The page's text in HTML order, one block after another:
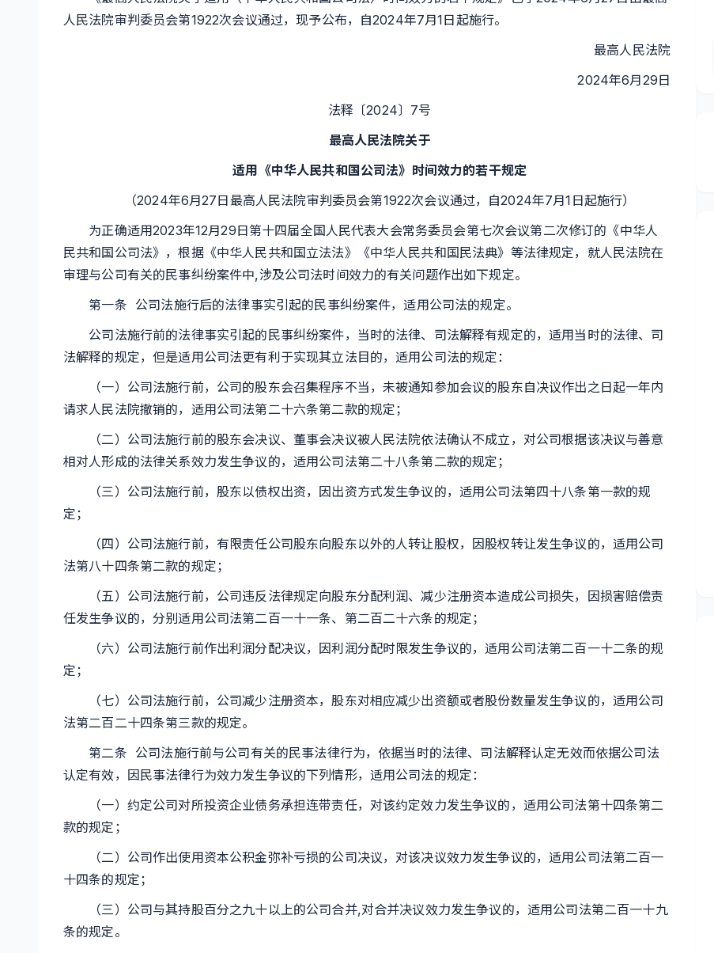
人民法院审判委员会第1922次会议通过，现予公布，自2024年7月1日起施行。
最高人民法院
2024年6月29日
法释〔2024〕7号
最高人民法院关于
适用《中华人民共和国公司法》时间效力的若干规定
（2024年6月27日最高人民法院审判委员会第1922次会议通过，自2024年7月1日起施行）
为正确适用2023年12月29日第十四届全国人民代表大会常务委员会第七次会议第二次修订的《中华人
民共和国公司法》，根据《中华人民共和国立法法》《中华人民共和国民法典》等法律规定，就人民法院在
审理与公司有关的民事纠纷案件中,涉及公司法时间效力的有关问题作出如下规定。
第一条 公司法施行后的法律事实引起的民事纠纷案件，适用公司法的规定。
公司法施行前的法律事实引起的民事纠纷案件，当时的法律、司法解释有规定的，适用当时的法律、司
法解释的规定，但是适用公司法更有利于实现其立法目的，适用公司法的规定：
（一）公司法施行前，公司的股东会召集程序不当，未被通知参加会议的股东自决议作出之日起一年内
请求人民法院撤销的，适用公司法第二十六条第二款的规定；
（二）公司法施行前的股东会决议、董事会决议被人民法院依法确认不成立，对公司根据该决议与善意
相对人形成的法律关系效力发生争议的，适用公司法第二十八条第二款的规定；
（三）公司法施行前，股东以债权出资，因出资方式发生争议的，适用公司法第四十八条第一款的规
定；
（四）公司法施行前，有限责任公司股东向股东以外的人转让股权，因股权转让发生争议的，适用公司
法第八十四条第二款的规定；
（五）公司法施行前，公司违反法律规定向股东分配利润、减少注册资本造成公司损失，因损害赔偿责
任发生争议的，分别适用公司法第二百一十一条、第二百二十六条的规定；
（六）公司法施行前作出利润分配决议，因利润分配时限发生争议的，适用公司法第二百一十二条的规
定；
（七）公司法施行前，公司减少注册资本，股东对相应减少出资额或者股份数量发生争议的，适用公司
法第二百二十四条第三款的规定。
第二条 公司法施行前与公司有关的民事法律行为，依据当时的法律、司法解释认定无效而依据公司法
认定有效，因民事法律行为效力发生争议的下列情形，适用公司法的规定：
（一）约定公司对所投资企业债务承担连带责任，对该约定效力发生争议的，适用公司法第十四条第二
款的规定；
（二）公司作出使用资本公积金弥补亏损的公司决议，对该决议效力发生争议的，适用公司法第二百一
十四条的规定；
（三）公司与其持股百分之九十以上的公司合并,对合并决议效力发生争议的，适用公司法第二百一十九
条的规定。